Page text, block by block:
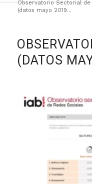
Observatorio Sectorial de
(datos mayo 2019...
(DATOS